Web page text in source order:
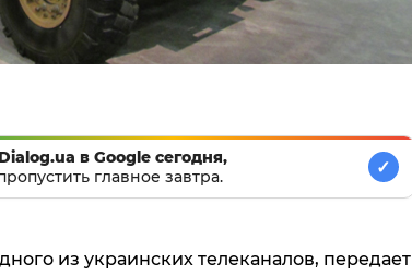
в Google сегодня,
главное завтра.
✓
из украинских телеканалов, передает